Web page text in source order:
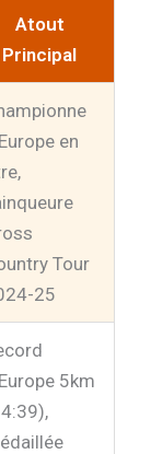
Atout
Principal
en
Tour
25
5km